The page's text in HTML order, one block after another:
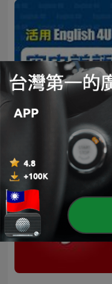
English4U 活用空中美語